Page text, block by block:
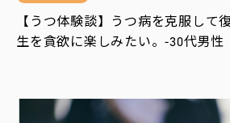
【うつ体験談】うつ病を克服して
生を貪欲に楽しみたい。-30代男性